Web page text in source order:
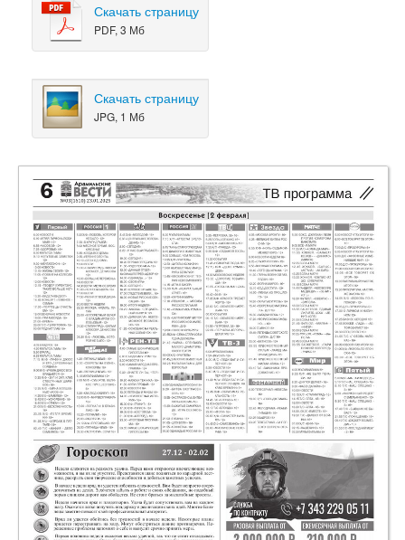
Скачать страницу
PDF, 3 Мб
Скачать страницу
JPG, 1 Мб